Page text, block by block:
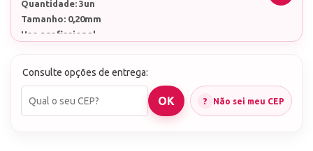
Quantidade: 3un
Tamanho: 0,20mm
Uso profissional
utilizado para o tratamento da unha encravada
(onicocriptose).
Sua força de tração, contrária a curvatura da unha,
corrige ao seu estado/formato ideal.
Consulte opções de entrega:
Não sei meu CEP